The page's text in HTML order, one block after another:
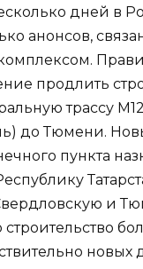
дней в
анонсов,
продлить
трассу
до Тюмени.
пункта
и
новых